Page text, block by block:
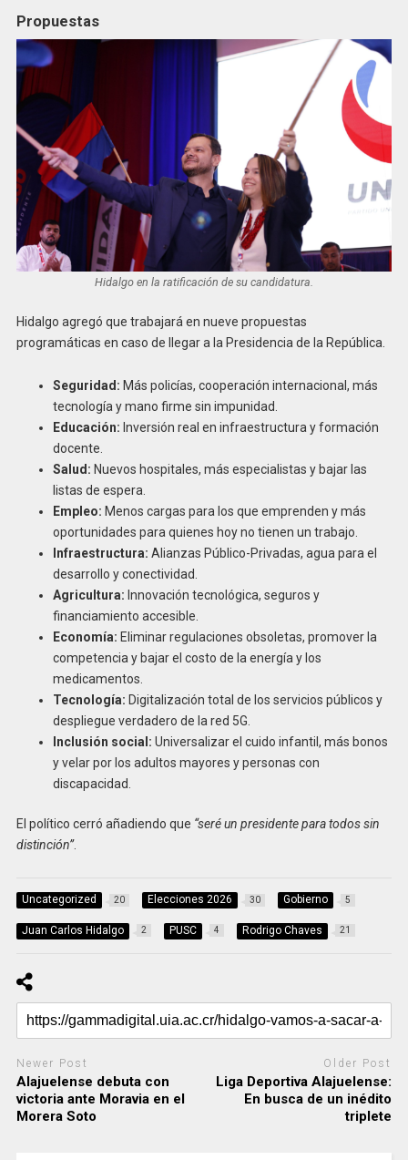
Propuestas
Hidalgo en la ratificación de su candidatura.
Hidalgo agregó que trabajará en nueve propuestas
programáticas en caso de llegar a la Presidencia de la República.
Seguridad: Más policías, cooperación internacional, más
tecnología y mano firme sin impunidad.
Educación: Inversión real en infraestructura y formación
docente.
Salud: Nuevos hospitales, más especialistas y bajar las
listas de espera.
Empleo: Menos cargas para los que emprenden y más
oportunidades para quienes hoy no tienen un trabajo.
Infraestructura: Alianzas Público-Privadas, agua para el
desarrollo y conectividad.
Agricultura: Innovación tecnológica, seguros y
financiamiento accesible.
Economía: Eliminar regulaciones obsoletas, promover la
competencia y bajar el costo de la energía y los
medicamentos.
Tecnología: Digitalización total de los servicios públicos y
despliegue verdadero de la red 5G.
Inclusión social: Universalizar el cuido infantil, más bonos
y velar por los adultos mayores y personas con
discapacidad.
El político cerró añadiendo que “seré un presidente para todos sin
distinción”.
Uncategorized 20 Elecciones 2026 30 Gobierno 5
Juan Carlos Hidalgo 2 PUSC 4 Rodrigo Chaves 21
Newer Post
Alajuelense debuta con
victoria ante Moravia en el
Morera Soto
Older Post
Liga Deportiva Alajuelense:
En busca de un inédito
triplete